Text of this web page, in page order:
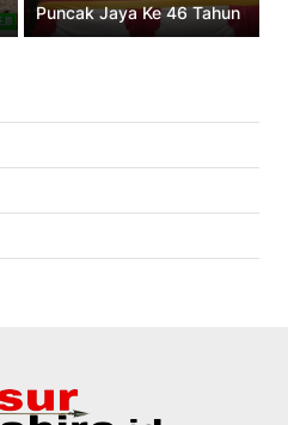
Puncak Jaya Ke 46 Tahun